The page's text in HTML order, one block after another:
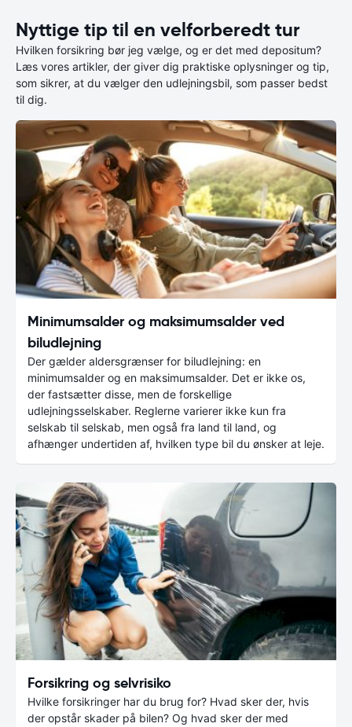
Nyttige tip til en velforberedt tur
Hvilken forsikring bør jeg vælge, og er det med depositum?
Læs vores artikler, der giver dig praktiske oplysninger og tip,
som sikrer, at du vælger den udlejningsbil, som passer bedst
til dig.
Minimumsalder og maksimumsalder ved
biludlejning
Der gælder aldersgrænser for biludlejning: en
minimumsalder og en maksimumsalder. Det er ikke os,
der fastsætter disse, men de forskellige
udlejningsselskaber. Reglerne varierer ikke kun fra
selskab til selskab, men også fra land til land, og
afhænger undertiden af, hvilken type bil du ønsker at leje.
Forsikring og selvrisiko
Hvilke forsikringer har du brug for? Hvad sker der, hvis
der opstår skader på bilen? Og hvad sker der med